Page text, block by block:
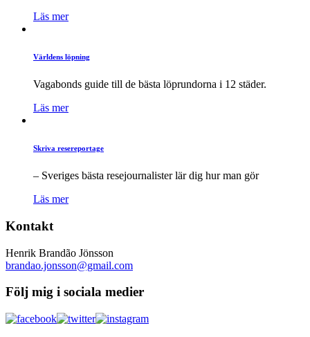
Läs mer
Världens löpning
Vagabonds guide till de bästa löprundorna i 12 städer.
Läs mer
Skriva resereportage
– Sveriges bästa resejournalister lär dig hur man gör
Läs mer
Kontakt
Henrik Brandão Jönsson
brandao.jonsson@gmail.com
Följ mig i sociala medier